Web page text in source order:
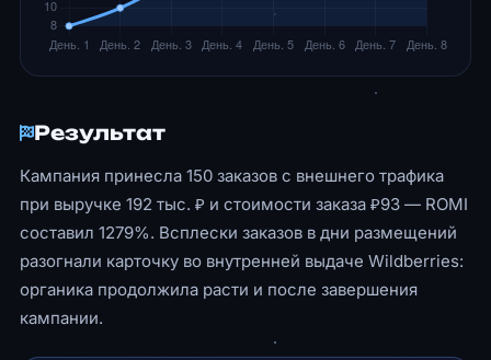
Результат
Кампания принесла 150 заказов с внешнего трафика
при выручке 192 тыс. ₽ и стоимости заказа ₽93 — ROMI
составил 1279%. Всплески заказов в дни размещений
разогнали карточку во внутренней выдаче Wildberries:
органика продолжила расти и после завершения
кампании.